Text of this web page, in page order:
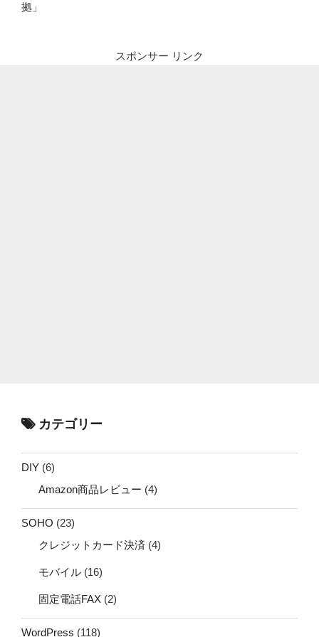
拠」
スポンサー リンク
カテゴリー
DIY (6)
Amazon商品レビュー (4)
SOHO (23)
クレジットカード決済 (4)
モバイル (16)
固定電話FAX (2)
WordPress (118)